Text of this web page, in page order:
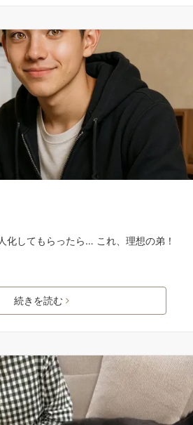
化してもらったら… これ、理想の弟！
続きを読む